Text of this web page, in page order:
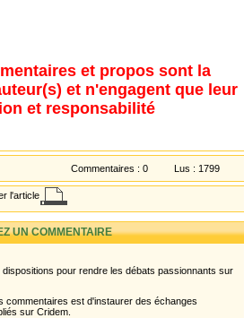
et propos sont la
et n'engagent que leur
et responsabilité
Commentaires : 0 Lus : 1799
l'article
UN COMMENTAIRE
pour rendre les débats passionnants sur
commentaires est d'instaurer des échanges
sur Cridem.